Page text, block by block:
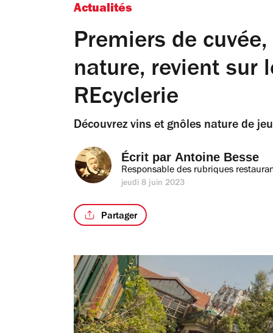
Actualités
Premiers de
nature, revient sur
REcyclerie
Découvrez vins et gnôles nature de
Écrit par Antoine Besse
Responsable des rubriques
jeudi 8 juin 2023
Partager